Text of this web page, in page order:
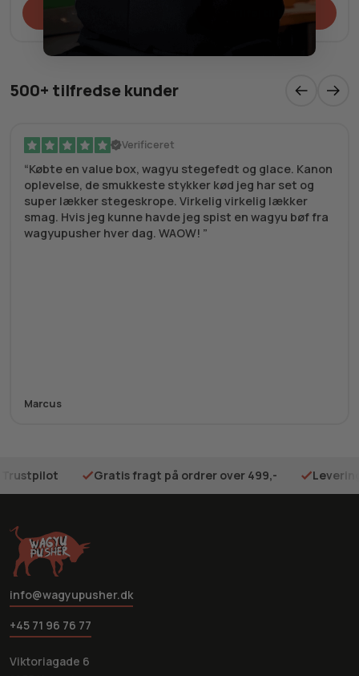
Tilføj til kurv
500+ tilfredse kunder
Verificeret
Købte en value box, wagyu stegefedt og glace. Kanon
oplevelse, de smukkeste stykker kød jeg har set og
super lækker stegeskrope. Virkelig virkelig lækker
smag. Hvis jeg kunne havde jeg spist en wagyu bøf fra
wagyupusher hver dag. WAOW!
Marcus
Trustpilot Gratis fragt på ordrer over 499,-
info@wagyupusher.dk
+45 71 96 76 77
Viktoriagade 6